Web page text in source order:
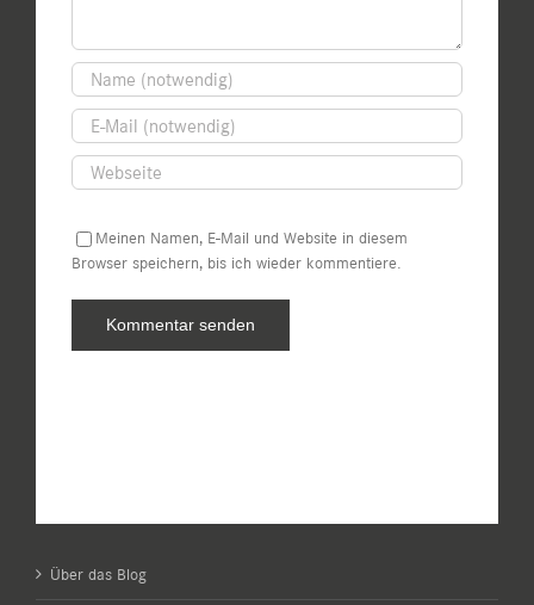
Meinen Namen, E-Mail und Website in diesem
Browser speichern, bis ich wieder kommentiere.
Über das Blog